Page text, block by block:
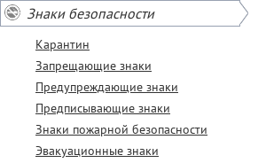
Знаки безопасности
Карантин
Запрещающие знаки
Предупреждающие знаки
Предписывающие знаки
Знаки пожарной безопасности
Эвакуационные знаки